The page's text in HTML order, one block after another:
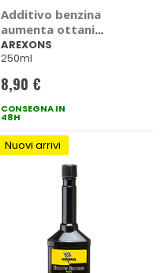
Additivo benzina
aumenta ottani
Octane Booster -
AREXONS
AREXONS
250ml
8,90 €
CONSEGNA IN
48H
Nuovi arrivi